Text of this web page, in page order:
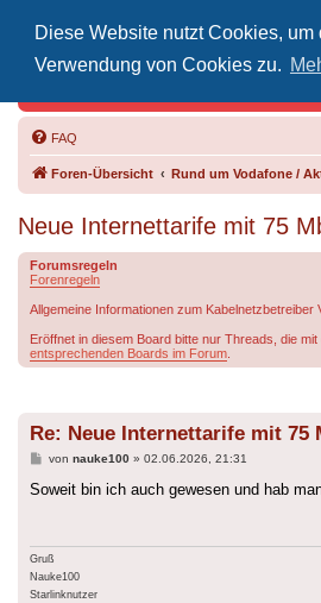
Diese Website nutzt Cookies,
Verwendung von Cookies zu.
FAQ
Foren-Übersicht Rund um Vodafone /
Neue Internettarife mit 75
Forumsregeln
Forenregeln
Allgemeine Informationen zum Kabelnetzbetreiber
Eröffnet in diesem Board bitte nur Threads, die
entsprechenden Boards im Forum
Re: Neue Internettarife mit 75
Beitrag
von nauke100» 02.06.2026, 21:31
Soweit bin ich auch gewesen und hab
Gruß
Nauke100
Starlinknutzer